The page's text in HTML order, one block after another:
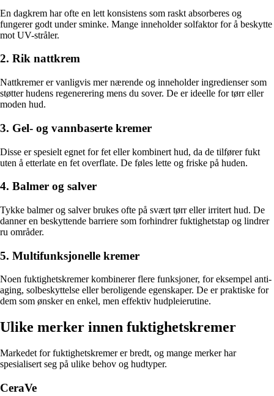
En dagkrem har ofte en lett konsistens som raskt absorberes og
fungerer godt under sminke. Mange inneholder solfaktor for å beskytte
mot UV-stråler.
2. Rik nattkrem
Nattkremer er vanligvis mer nærende og inneholder ingredienser som
støtter hudens regenerering mens du sover. De er ideelle for tørr eller
moden hud.
3. Gel- og vannbaserte kremer
Disse er spesielt egnet for fet eller kombinert hud, da de tilfører fukt
uten å etterlate en fet overflate. De føles lette og friske på huden.
4. Balmer og salver
Tykke balmer og salver brukes ofte på svært tørr eller irritert hud. De
danner en beskyttende barriere som forhindrer fuktighetstap og lindrer
ru områder.
5. Multifunksjonelle kremer
Noen fuktighetskremer kombinerer flere funksjoner, for eksempel anti-
aging, solbeskyttelse eller beroligende egenskaper. De er praktiske for
dem som ønsker en enkel, men effektiv hudpleierutine.
Ulike merker innen fuktighetskremer
Markedet for fuktighetskremer er bredt, og mange merker har
spesialisert seg på ulike behov og hudtyper.
CeraVe